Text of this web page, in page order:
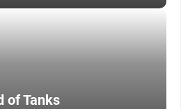
of Tanks